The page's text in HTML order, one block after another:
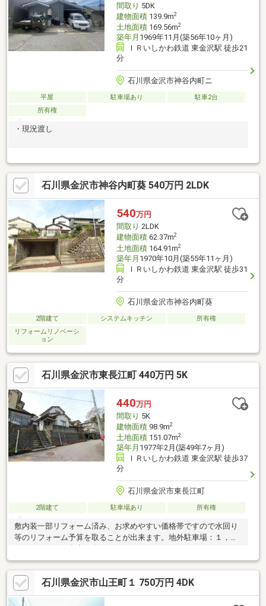
間取り 5DK
建物面積139.9m2
土地面積169.56m2
築年月 1969年11月(築56年10ヶ月)
ＩＲいしかわ鉄道 東金沢駅 徒歩21
分
石川県金沢市神谷内町ニ
平屋 駐車場あり
駐車2台
所有権
・現況渡し
石川県金沢市神谷内町葵 540万円 2LDK
540万円
間取り 2LDK
建物面積62.37m2
土地面積164.91m2
築年月 1970年10月(築55年11ヶ月)
ＩＲいしかわ鉄道 東金沢駅 徒歩31
分
石川県金沢市神谷内町葵
2階建て システムキッチン
所有権
リフォームリノベーシ
ョン
石川県金沢市東長江町 440万円 5K
440万円
間取り 5K
建物面積98.9m2
土地面積151.07m2
築年月 1977年2月(築49年7ヶ月)
ＩＲいしかわ鉄道 東金沢駅 徒歩37
分
石川県金沢市東長江町
2階建て 駐車場あり 所有権
敷内装一部リフォーム済み、お求めやすい価格帯ですので水回り
等のリフォーム予算を取ることが出来ます。地外駐車場：１，０
石川県金沢市山王町１ 750万円 4DK